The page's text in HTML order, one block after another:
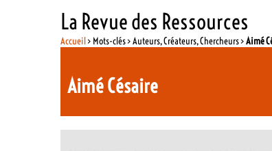
La Revue des Ressources
Accueil> Mots-clés > Auteurs, Créateurs, Chercheurs >Aimé
Aimé Césaire